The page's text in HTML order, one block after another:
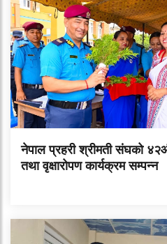
नेपाल प्रहरी श्रीमती संघको ४२औँ
तथा वृक्षारोपण कार्यक्रम सम्पन्न